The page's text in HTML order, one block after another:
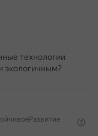
технологии
экологичным?